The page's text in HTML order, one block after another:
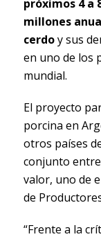
próximos 4 a
millones
cerdoy sus
en uno de los
mundial.
El proyecto
porcina en
otros países
conjunto
valor, uno de
de
“Frente a la